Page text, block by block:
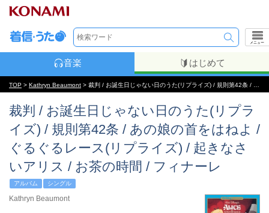
メニュー
音楽 はじめて
TOP > Kathryn Beaumont > 裁判 / お誕生日じゃない日のうた(リプライズ) / 規則第42条 / あの娘の首をはねよ / ぐるぐるレース(リプライズ) / 起きなさいアリス / お茶の時間 / フィナーレ
裁判 / お誕生日じゃない日のうた(リプラ
イズ) / 規則第42条 / あの娘の首をはねよ /
ぐるぐるレース(リプライズ) / 起きなさ
いアリス / お茶の時間 / フィナーレ
アルバム シングル
Kathryn Beaumont